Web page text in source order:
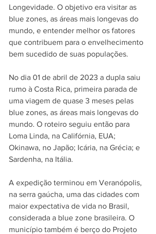
Longevidade. O objetivo era visitar as
blue zones, as áreas mais longevas do
mundo, e entender melhor os fatores
que contribuem para o envelhecimento
bem sucedido de suas populações.
No dia 01 de abril de 2023 a dupla saiu
rumo à Costa Rica, primeira parada de
uma viagem de quase 3 meses pelas
blue zones, as áreas mais longevas do
mundo. O roteiro seguiu então para
Loma Linda, na Califórnia, EUA;
Okinawa, no Japão; Icária, na Grécia; e
Sardenha, na Itália.
A expedição terminou em Veranópolis,
na serra gaúcha, uma das cidades com
maior expectativa de vida no Brasil,
considerada a blue zone brasileira. O
município também é berço do Projeto